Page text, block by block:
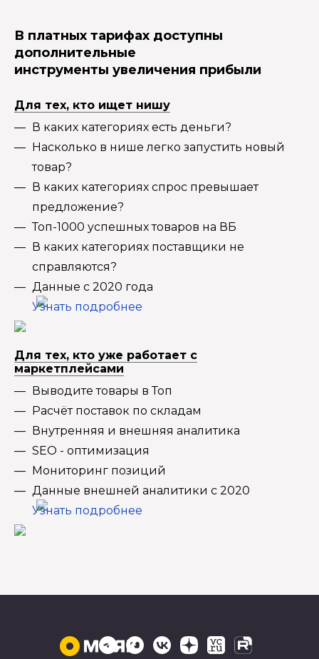
В платных тарифах доступны
дополнительные
инструменты увеличения прибыли
Для тех, кто ищет нишу
В каких категориях есть деньги?
Насколько в нише легко запустить новый
товар?
В каких категориях спрос превышает
предложение?
Топ-1000 успешных товаров на ВБ
В каких категориях поставщики не
справляются?
Данные с 2020 года
Узнать подробнее
Для тех, кто уже работает с
маркетплейсами
Выводите товары в Топ
Расчёт поставок по складам
Внутренняя и внешняя аналитика
SEO - оптимизация
Мониторинг позиций
Данные внешней аналитики с 2020
Узнать подробнее